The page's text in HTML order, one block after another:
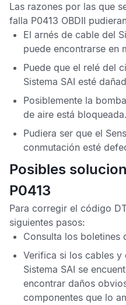
Las razones por las que
falla P0413 OBDII
El arnés de cable del
puede encontrarse en
Puede que el relé del
Sistema SAI esté
Posiblemente la
de aire está bloqueada.
Pudiera ser que el
conmutación esté
Posibles
P0413
Para corregir el código
siguientes pasos:
Consulta los boletines
Verifica si los cables
Sistema SAI se
encontrar daños
componentes que lo